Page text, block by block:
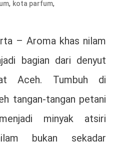
, kota parfum,
– Aroma khas nilam
bagian dari denyut
Aceh. Tumbuh di
tangan-tangan petani
minyak atsiri
bukan sekadar